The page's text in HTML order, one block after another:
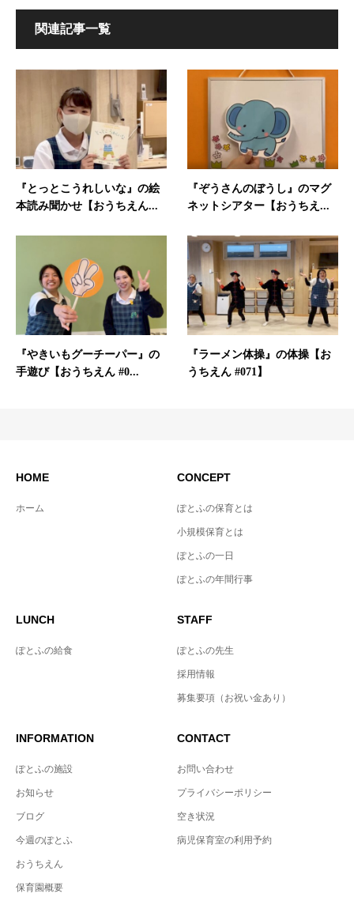
関連記事一覧
『とっとこうれしいな』の絵
本読み聞かせ【おうちえん...
『ぞうさんのぼうし』のマグ
ネットシアター【おうちえ...
『やきいもグーチーパー』の
手遊び【おうちえん #0...
『ラーメン体操』の体操【お
うちえん #071】
HOME
ホーム
CONCEPT
ぽとふの保育とは
小規模保育とは
ぽとふの一日
ぽとふの年間行事
LUNCH
ぽとふの給食
STAFF
ぽとふの先生
採用情報
募集要項（お祝い金あり）
INFORMATION
ぽとふの施設
お知らせ
ブログ
今週のぽとふ
おうちえん
保育園概要
CONTACT
お問い合わせ
プライバシーポリシー
空き状況
病児保育室の利用予約